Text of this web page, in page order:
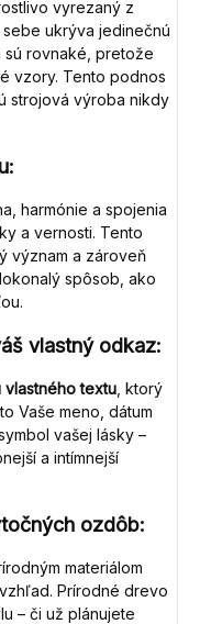
vyrezaný z
ukrýva jedinečnú
sú rovnaké, pretože
vzory. Tento podnos
strojová výroba nikdy
harmónie a spojenia
a vernosti. Tento
význam a zároveň
spôsob, ako
vlastný odkaz:
vlastného textu, ktorý
Vaše meno, dátum
vašej lásky –
a intímnejší
ozdôb:
materiálom
Prírodné drevo
– či už plánujete